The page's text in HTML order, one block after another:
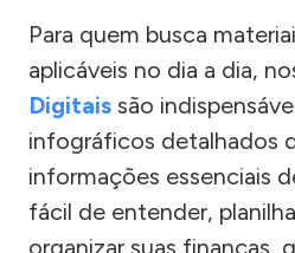
Para quem busca
aplicáveis no dia a dia,
Digitais são
infográficos detalhados
informações essenciais
fácil de entender,
organizar suas finanças,